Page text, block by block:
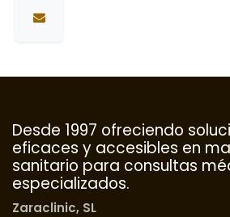
Desde 1997 ofreciendo
eficaces y accesibles en
sanitario para consultas
especializados.
Zaraclinic, SL